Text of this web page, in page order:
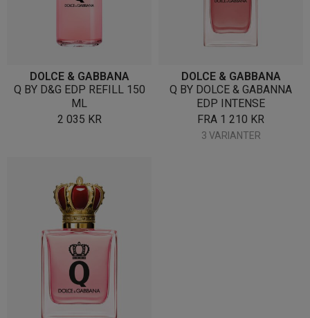
DOLCE & GABBANA
Q BY D&G EDP REFILL 150
ML
2 035 KR
DOLCE & GABBANA
Q BY DOLCE & GABANNA
EDP INTENSE
FRA 1 210 KR
3 VARIANTER